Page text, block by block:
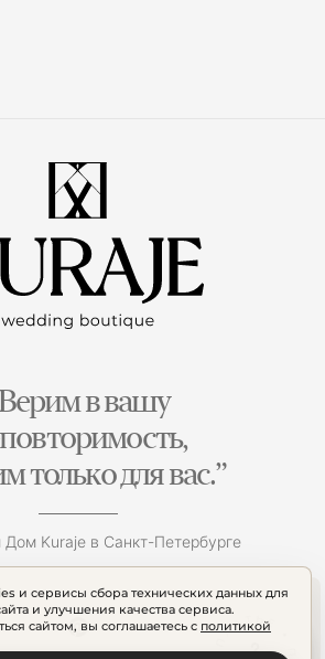
и сервисы сбора технических данных для
и улучшения качества сервиса.
сайтом, вы соглашаетесь с политикой
в вашу
только для вас.”
Kuraje в Санкт-Петербурге